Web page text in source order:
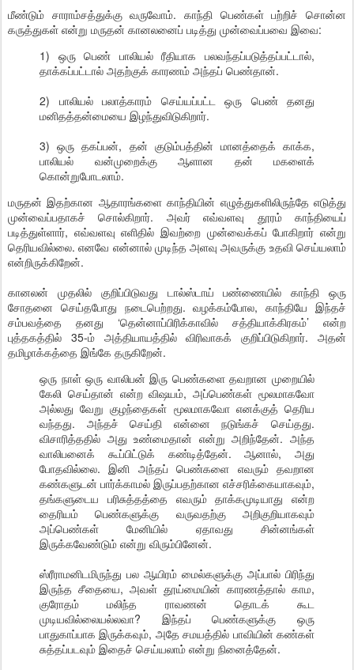
மீண்டும் சாராம்சத்துக்கு வருவோம். காந்தி பெண்கள் பற்றிச் சொன்ன
கருத்துகள் என்று மருதன் கானலனைப் படித்து முன்வைப்பவை இவை:
1) ஒரு பெண் பாலியல் ரீதியாக பலவந்தப்படுத்தப்பட்டால்,
தாக்கப்பட்டால் அதற்குக் காரணம் அந்தப் பெண்தான்.
2) பாலியல் பலாத்காரம் செய்யப்பட்ட ஒரு பெண் தனது
மனிதத்தன்மையை இழந்துவிடுகிறார்.
3) ஒரு தகப்பன், தன் குடும்பத்தின் மானத்தைக் காக்க,
பாலியல் வன்முறைக்கு ஆளான தன் மகளைக்
கொன்றுபோடலாம்.
மருதன் இதற்கான ஆதாரங்களை காந்தியின் எழுத்துகளிலிருந்தே எடுத்து
முன்வைப்பதாகச் சொல்கிறார். அவர் எவ்வளவு தூரம் காந்தியைப்
படித்துள்ளார், எவ்வளவு எளிதில் இவற்றை முன்வைக்கப் போகிறார் என்று
தெரியவில்லை. எனவே என்னால் முடிந்த அளவு அவருக்கு உதவி செய்யலாம்
என்றிருக்கிறேன்.
கானலன் முதலில் குறிப்பிடுவது டால்ஸ்டாய் பண்ணையில் காந்தி ஒரு
சோதனை செய்தபோது நடைபெற்றது. வழக்கம்போல, காந்தியே இந்தச்
சம்பவத்தை தனது ‘தென்னாப்பிரிக்காவில் சத்தியாக்கிரகம்’ என்ற
புத்தகத்தில் 35-ம் அத்தியாயத்தில் விரிவாகக் குறிப்பிடுகிறார். அதன்
தமிழாக்கத்தை இங்கே தருகிறேன்.
ஒரு நாள் ஒரு வாலிபன் இரு பெண்களை தவறான முறையில்
கேலி செய்தான் என்ற விஷயம், அப்பெண்கள் மூலமாகவோ
அல்லது வேறு குழந்தைகள் மூலமாகவோ எனக்குத் தெரிய
வந்தது. அந்தச் செய்தி என்னை நடுங்கச் செய்தது.
விசாரித்ததில் அது உண்மைதான் என்று அறிந்தேன். அந்த
வாலிபனைக் கூப்பிட்டுக் கண்டித்தேன். ஆனால், அது
போதவில்லை. இனி அந்தப் பெண்களை எவரும் தவறான
கண்களுடன் பார்க்காமல் இருப்பதற்கான எச்சரிக்கையாகவும்,
தங்களுடைய பரிசுத்தத்தை எவரும் தாக்கமுடியாது என்ற
தைரியம் பெண்களுக்கு வருவதற்கு அறிகுறியாகவும்
அப்பெண்கள் மேனியில் ஏதாவது சின்னங்கள்
இருக்கவேண்டும் என்று விரும்பினேன்.
ஸ்ரீராமனிடமிருந்து பல ஆயிரம் மைல்களுக்கு அப்பால் பிரிந்து
இருந்த சீதையை, அவள் தூய்மையின் காரணத்தால் காம,
குரோதம் மலிந்த ராவணன் தொடக் கூட
முடியவில்லையல்லவா? இந்தப் பெண்களுக்கு ஒரு
பாதுகாப்பாக இருக்கவும், அதே சமயத்தில் பாவியின் கண்கள்
சுத்தப்படவும் இதைச் செய்யலாம் என்று நினைத்தேன்.